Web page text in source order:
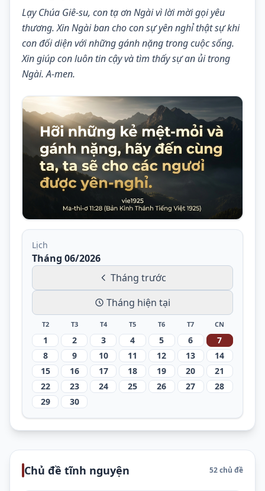
Lạy Chúa Giê-su, con tạ ơn Ngài vì lời mời gọi yêu
thương. Xin Ngài ban cho con sự yên nghỉ thật sự khi
con đối diện với những gánh nặng trong cuộc sống.
Xin giúp con luôn tin cậy và tìm thấy sự an ủi trong
Ngài. A-men.
Lịch
Tháng 06/2026
Tháng trước
Tháng hiện tại
T2 T3 T4 T5 T6 T7 CN
1 2 3 4 5 6
7
8
9 10 11 12 13
14
15
16 17 18 19 20
21
22
23 24 25 26 27
28
29
30
Chủ đề tĩnh nguyện 52 chủ đề